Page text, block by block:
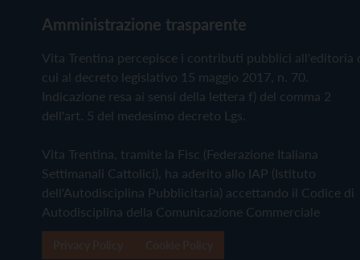
Amministrazione trasparente
Vita Trentina percepisce i contributi pubblici all'editoria
cui al decreto legislativo 15 maggio 2017, n. 70.
Indicazione resa ai sensi della lettera f) del comma 2
dell'art. 5 del medesimo decreto Lgs.
Vita Trentina, tramite la Fisc (Federazione Italiana
Settimanali Cattolici), ha aderito allo IAP (Istituto
dell'Autodisciplina Pubblicitaria) accettando il Codice di
Autodisciplina della Comunicazione Commerciale